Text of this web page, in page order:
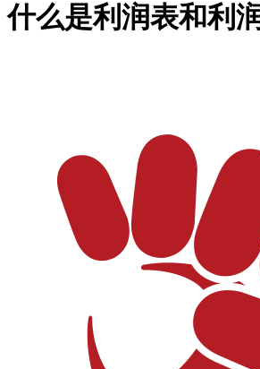
什么是利润表和利